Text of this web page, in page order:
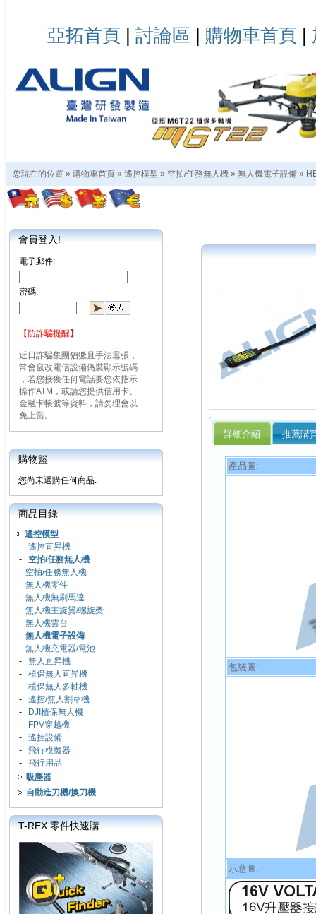
亞拓首頁 | 討論區 | 購物車首頁 |
您現在的位置 » 購物車首頁 » 遙控模型 » 空拍/任務無人機 » 無人機電子設備 »
會員登入!
電子郵件:
密碼:
【防詐騙提醒】
近日詐騙集團猖獗且手法囂張，
常會竄改電信設備偽裝顯示號碼
，若您接獲任何電話要您依指示
操作ATM，或請您提供信用卡、
金融卡帳號等資料，請勿理會以
免上當。
購物籃
您尚未選購任何商品.
商品目錄
遙控模型
- 遙控直昇機
- 空拍/任務無人機
空拍/任務無人機
無人機零件
無人機無刷馬達
無人機主旋翼/螺旋槳
無人機雲台
無人機電子設備
無人機充電器/電池
- 無人直昇機
- 植保無人直昇機
- 植保無人多軸機
- 遙控/無人割草機
-
DJI植保無人機
-
FPV穿越機
- 遙控設備
- 飛行模擬器
- 飛行用品
吸塵器
自動進刀機/換刀機
T-REX 零件快速購
詳細介紹 推薦購
產品圖:
包裝圖:
示意圖: